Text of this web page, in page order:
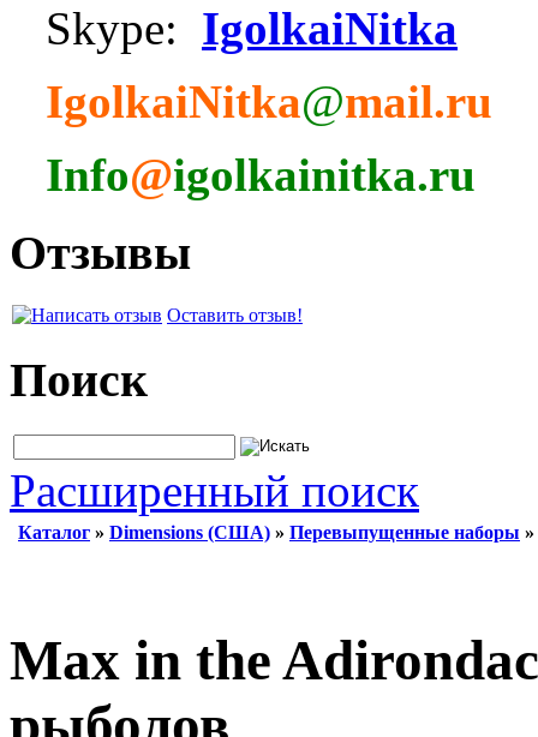
Skype: IgolkaiNitka
IgolkaiNitka@mail.ru
Info@igolkainitka.ru
Отзывы
Оставить отзыв!
Поиск
Расширенный поиск
Каталог » Dimensions (США) » Перевыпущенные наборы »
Max in the